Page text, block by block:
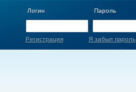
Логин Пароль
Регистрация Я забыл пароль